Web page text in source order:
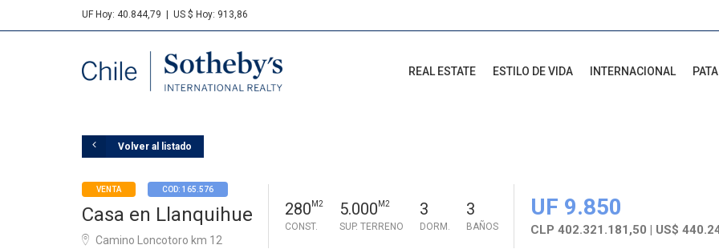
UF Hoy: 40.844,79 US $ Hoy: 913,86
Sotheby's REAL ESTATE ESTILO DE VIDA INTERNACIONAL
Volver al listado
VENTA COD: 165.576
Casa en Llanquihue
Camino Loncotoro km 12
280 M2
CONST.
5.000 M2
SUP. TERRENO
3
DORM.
3
BAÑOS
UF 9.850
CLP 402.321.181,50 | US$